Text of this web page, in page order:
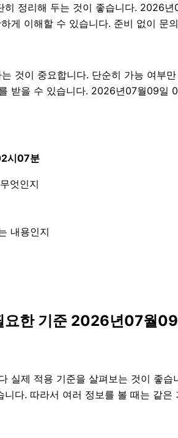
정리해 두는 것이 좋습니다. 2026
게 이해할 수 있습니다. 준비 없이
것이 중요합니다. 단순히 가능 여
받을 수 있습니다. 2026년07월09
시07분
엇인지
내용인지
요한 기준 2026년07월
실제 적용 기준을 살펴보는 것이 좋
다. 따라서 여러 정보를 볼 때는 같